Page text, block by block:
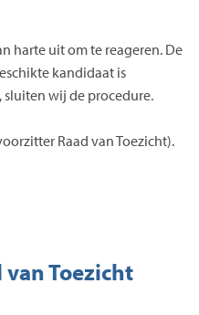
harte uit om te reageren. De
kandidaat is
wij de procedure.
Raad van Toezicht).
van Toezicht